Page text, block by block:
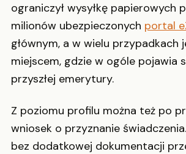
ograniczył wysyłkę papierowych
milionów ubezpieczonych portal
głównym, a w wielu przypadkach
miejscem, gdzie w ogóle pojawia
przyszłej emerytury.
Z poziomu profilu można też po
wniosek o przyznanie
bez dodatkowej dokumentacji